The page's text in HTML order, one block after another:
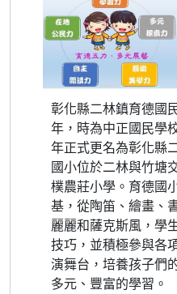
彰化縣二林鎮育德國
年，時為中正國民學
年正式更名為彰化縣
國小位於二林與竹塘
樸農莊小學。育德國
基，從陶笛、繪畫、
麗麗和薩克斯風，學
技巧，並積極參與各
演舞台，培養孩子們
多元、豐富的學習。